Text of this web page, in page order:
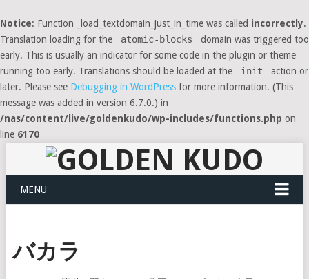
Notice: Function _load_textdomain_just_in_time was called incorrectly.
Translation loading for the
atomic-blocks
domain was triggered too
early. This is usually an indicator for some code in the plugin or theme
running too early. Translations should be loaded at the
init
action or
later. Please see Debugging in WordPress for more information. (This
message was added in version 6.7.0.) in
/nas/content/live/goldenkudo/wp-includes/functions.php on
line 6170
MENU
バカラ